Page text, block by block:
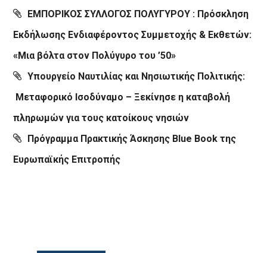
ΕΜΠΟΡΙΚΟΣ ΣΥΛΛΟΓΟΣ ΠΟΛΥΓΥΡΟΥ : Πρόσκληση
Εκδήλωσης Ενδιαφέροντος Συμμετοχής & Εκθετών:
«Μια βόλτα στον Πολύγυρο του ’50»
Υπουργείο Ναυτιλίας και Νησιωτικής Πολιτικής:
Μεταφορικό Ισοδύναμο – Ξεκίνησε η καταβολή
πληρωμών για τους κατοίκους νησιών
Πρόγραμμα Πρακτικής Άσκησης Blue Book της
Ευρωπαϊκής Επιτροπής